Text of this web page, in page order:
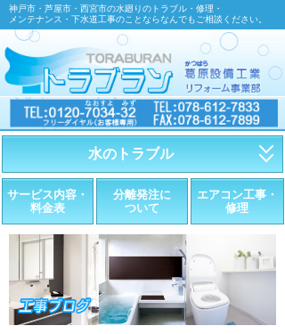
神戸市・芦屋市・西宮市の水廻りのトラブル・修理・
メンテナンス・下水道工事のことならなんでもご相談ください。
水のトラブル
・トイレが詰まったら
・トイレが漏れたら
・水道管が漏れたら
・排水が詰まったら
サービス内容・
料金表
分離発注に
ついて
エアコン工事・
修理